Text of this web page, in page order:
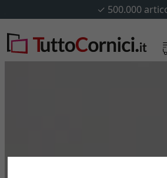
500.000 articoli tra